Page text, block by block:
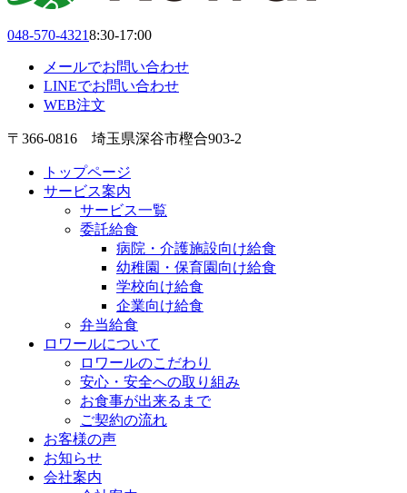
048-570-43218:30-17:00
メールでお問い合わせ
LINEでお問い合わせ
WEB注文
〒366-0816 埼玉県深谷市樫合903-2
トップページ
サービス案内
サービス一覧
委託給食
病院・介護施設向け給食
幼稚園・保育園向け給食
学校向け給食
企業向け給食
弁当給食
ロワールについて
ロワールのこだわり
安心・安全への取り組み
お食事が出来るまで
ご契約の流れ
お客様の声
お知らせ
会社案内